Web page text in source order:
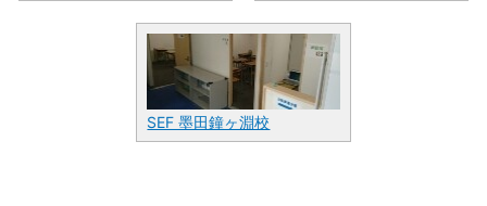
SEF 墨田鐘ヶ淵校